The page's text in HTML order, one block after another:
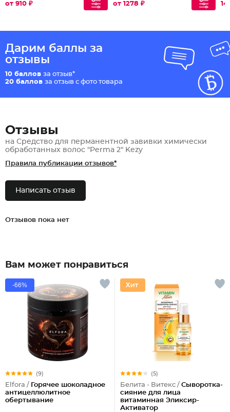
от 910 ₽ от 1278 ₽
Дарим баллы за
отзывы
10 баллов за отзыв*
20 баллов за отзыв с фото товара
Отзывы
на Средство для перманентной завивки химически
обработанных волос "Perma 2" Kezy
Правила публикации отзывов*
Написать отзыв
Отзывов пока нет
Вам может понравиться
-66%
(9)
Elfora / Горячее шоколадное
антицеллюлитное
обертывание
(5)
Белита - Витекс / Сыворотка-
сияние для лица
витаминная Эликсир-
Активатор